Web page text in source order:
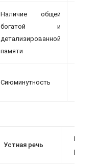
Наличие общей
богатой и
детализированной
па­мяти
Сиюминутность
Устная речь
речь